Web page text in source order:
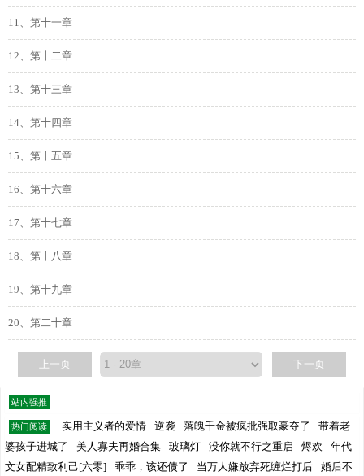
11、第十一章
12、第十二章
13、第十三章
14、第十四章
15、第十五章
16、第十六章
17、第十七章
18、第十八章
19、第十九章
20、第二十章
上一页 下一页
站内强推
热门阅读 实用主义者的爱情 逆袭 落魄千金被疯批强取豪夺了
带着老
婆孩子进城了
美人寡夫再婚合集 玻璃灯 没你就不行之重启 烬欢
年代
文女配精致利己[六零]
乖乖，该还债了 当万人嫌放弃死缠烂打后 婚后不